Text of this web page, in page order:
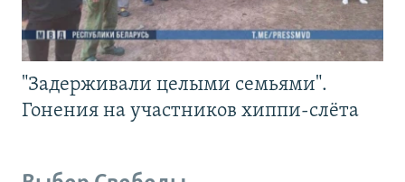
"Задерживали целыми семьями".
Гонения на участников хиппи-слёта